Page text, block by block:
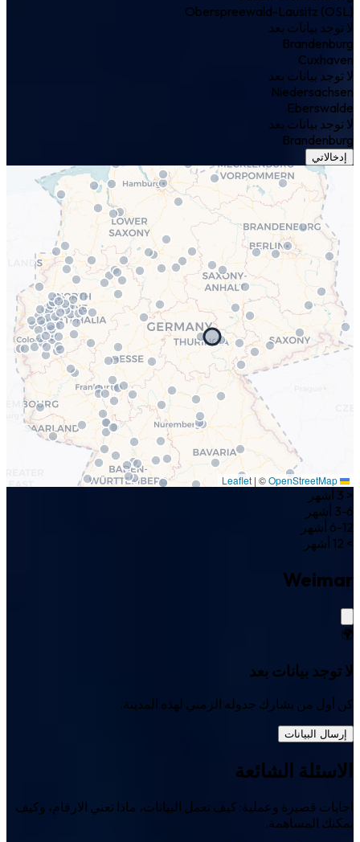
Oberspreewald-Lausitz (OSL)
لا توجد بيانات بعد
Brandenburg
Cuxhaven
لا توجد بيانات بعد
Niedersachsen
Eberswalde
لا توجد بيانات بعد
Brandenburg
إدخالاتي
| ©OpenStreetMap
< 3 أشهر
3-6 أشهر
6-12 أشهر
> 12 أشهر
Weimar
🌍
لا توجد بيانات بعد
كن أول من يشارك جدوله الزمني لهذه المدينة.
إرسال البيانات
الاسئلة الشائعة
اجابات قصيرة وعملية: كيف تعمل البيانات، ماذا تعني الارقام، وكيف
يمكنك المساهمة.